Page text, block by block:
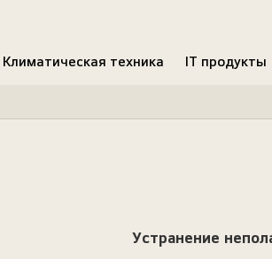
Климатическая техника IT продукты
Устранение